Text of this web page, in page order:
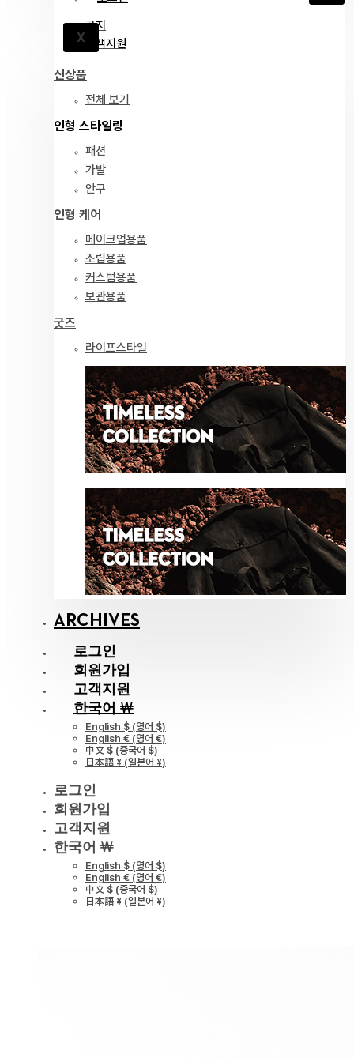
X
공지
고객지원
신상품
전체 보기
인형 스타일링
패션
가발
안구
인형 케어
메이크업용품
조립용품
커스텀용품
보관용품
굿즈
라이프스타일
ARCHIVES
로그인
회원가입
고객지원
한국어 ￦
English $ (영어 $)
English € (영어 €)
中文 $ (중국어 $)
日本語 ¥ (일본어 ¥)
로그인
회원가입
고객지원
한국어 ￦
English $ (영어 $)
English € (영어 €)
中文 $ (중국어 $)
日本語 ¥ (일본어 ¥)